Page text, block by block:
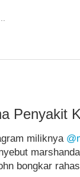
Penyakit
miliknya
bongkar